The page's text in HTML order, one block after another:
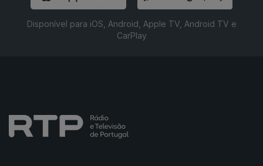
Disponível para iOS, Android, Apple TV, Android TV e
CarPlay